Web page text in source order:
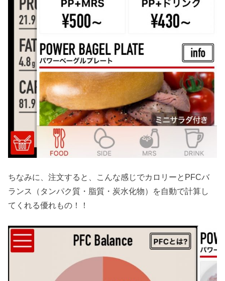
ちなみに、注文すると、こんな感じでカロリーとPFCバ
ランス（タンパク質・脂質・炭水化物）を自動で計算し
てくれる優れもの！！